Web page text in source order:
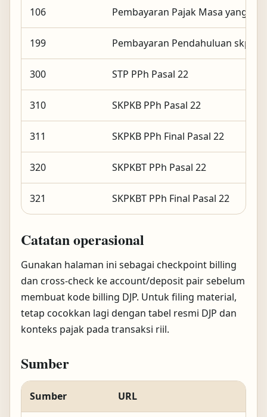
106 Pembayaran Pajak Masa yang
199 Pembayaran Pendahuluan skp
300 STP PPh Pasal 22
310 SKPKB PPh Pasal 22
311 SKPKB PPh Final Pasal 22
320 SKPKBT PPh Pasal 22
321 SKPKBT PPh Final Pasal 22
Catatan operasional
Gunakan halaman ini sebagai checkpoint billing
dan cross-check ke account/deposit pair sebelum
membuat kode billing DJP. Untuk filing material,
tetap cocokkan lagi dengan tabel resmi DJP dan
konteks pajak pada transaksi riil.
Sumber
Sumber URL